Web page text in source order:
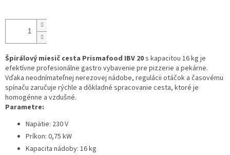
Špirálový miesič cesta Prismafood IBV 20s kapacitou 16 kg je
efektívne profesionálne gastro vybavenie pre pizzerie a pekárne.
Vďaka neodnímateľnej nerezovej nádobe, regulácii otáčok a časovému
spínaču zaručuje rýchle a dôkladné spracovanie cesta, ktoré je
homogénne a vzdušné.
Parametre:
Napätie: 230 V
Príkon: 0,75 kW
Kapacita nádoby: 16 kg